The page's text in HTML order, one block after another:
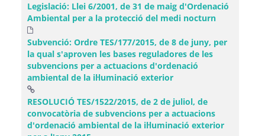
Legislació: Llei 6/2001, de 31 de maig d'Ordenació
Ambiental per a la protecció del medi nocturn
Subvenció: Ordre TES/177/2015, de 8 de juny, per
la qual s'aproven les bases reguladores de les
subvencions per a actuacions d'ordenació
ambiental de la il·luminació exterior
RESOLUCIÓ TES/1522/2015, de 2 de juliol, de
convocatòria de subvencions per a actuacions
d'ordenació ambiental de la il·luminació exterior